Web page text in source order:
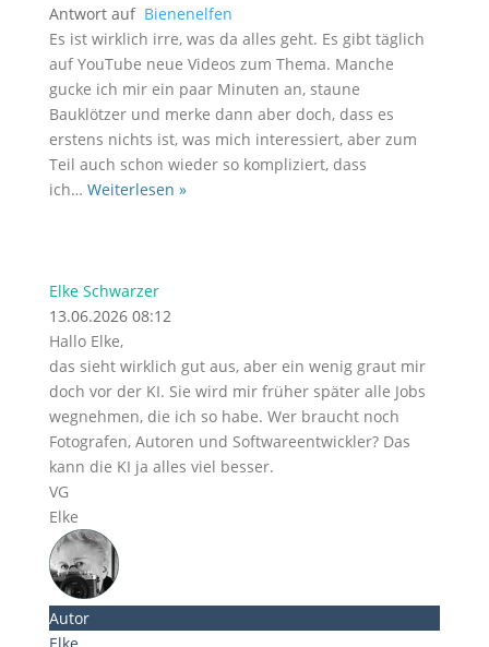
Antwort auf Bienenelfen
Es ist wirklich irre, was da alles geht. Es gibt täglich
auf YouTube neue Videos zum Thema. Manche
gucke ich mir ein paar Minuten an, staune
Bauklötzer und merke dann aber doch, dass es
erstens nichts ist, was mich interessiert, aber zum
Teil auch schon wieder so kompliziert, dass
ich… Weiterlesen »
Elke Schwarzer
13.06.2026 08:12
Hallo Elke,
das sieht wirklich gut aus, aber ein wenig graut mir
doch vor der KI. Sie wird mir früher später alle Jobs
wegnehmen, die ich so habe. Wer braucht noch
Fotografen, Autoren und Softwareentwickler? Das
kann die KI ja alles viel besser.
VG
Elke
Autor